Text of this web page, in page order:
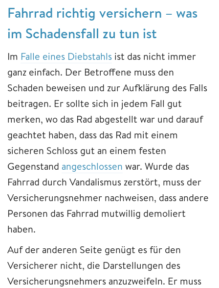
Fahrrad richtig versichern – was
im Schadensfall zu tun ist
Im Falle eines Diebstahls ist das nicht immer
ganz einfach. Der Betroffene muss den
Schaden beweisen und zur Aufklärung des Falls
beitragen. Er sollte sich in jedem Fall gut
merken, wo das Rad abgestellt war und darauf
geachtet haben, dass das Rad mit einem
sicheren Schloss gut an einem festen
Gegenstand angeschlossen war. Wurde das
Fahrrad durch Vandalismus zerstört, muss der
Versicherungsnehmer nachweisen, dass andere
Personen das Fahrrad mutwillig demoliert
haben.
Auf der anderen Seite genügt es für den
Versicherer nicht, die Darstellungen des
Versicherungsnehmers anzuzweifeln. Er muss